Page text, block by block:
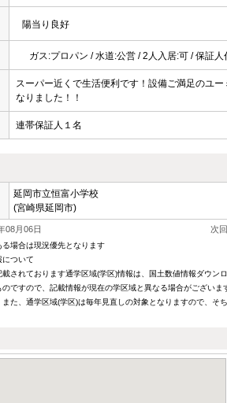
陽当り良好
ガス:プロパン / 水道:公営 / 2人入居:可 / 保証人
スーパー近くで生活便利です！設備ご満足のユ
なりました！！
連帯保証人１名
延岡市立恒富小学校
(宮崎県延岡市)
08月06日 次
場合は現況優先となります
ついて
載されております通学区域(学区)情報は、国土数値情報ダウ
のですので、記載情報が現在の学区域と異なる場合がござい
た、通学区域(学区)は毎年見直しの対象となりますので、そ